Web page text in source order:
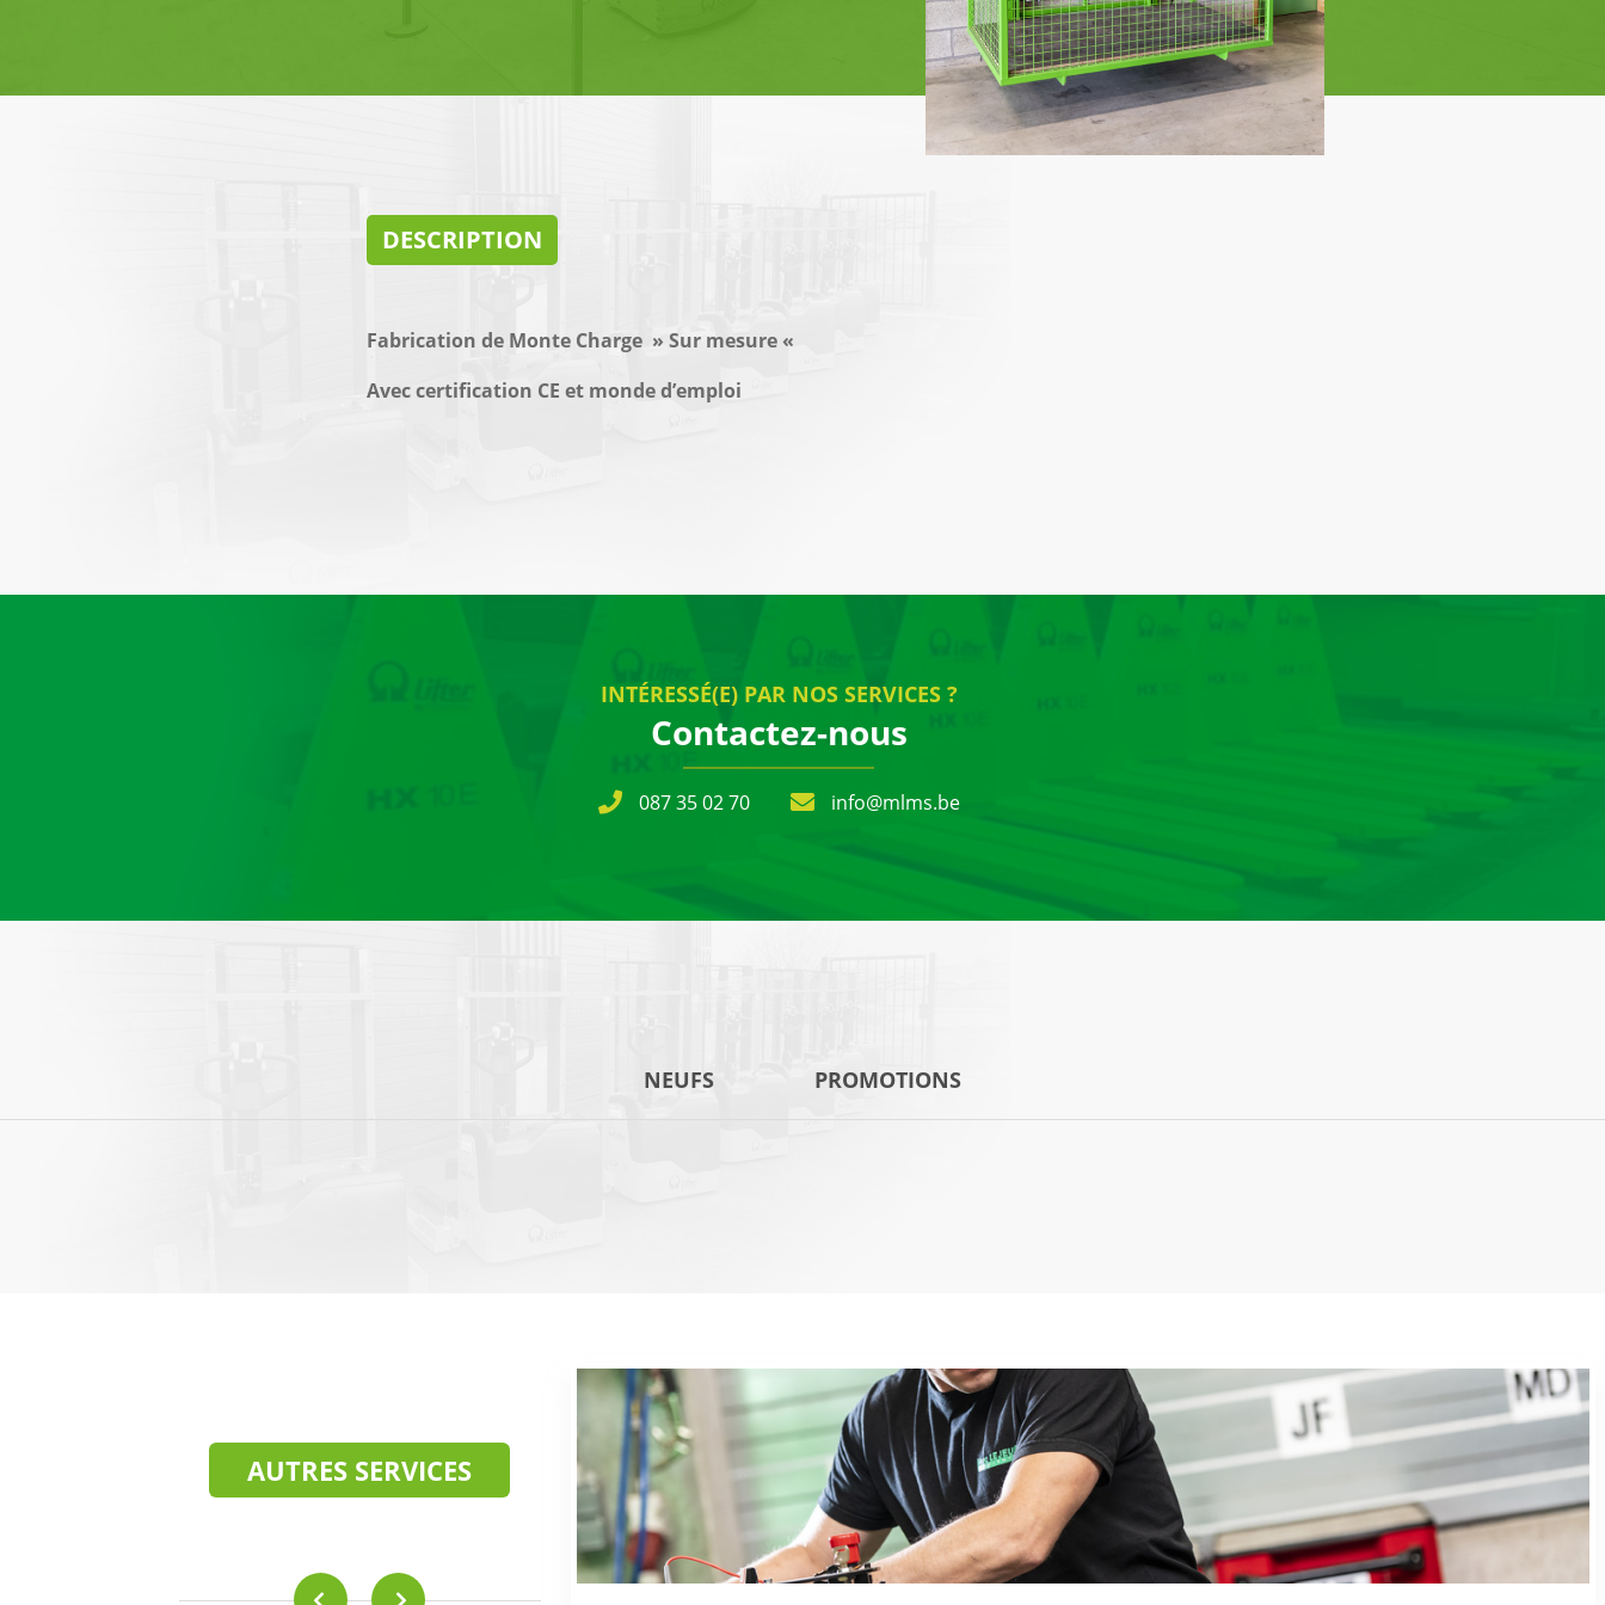
DESCRIPTION
Fabrication de Monte Charge » Sur mesure «
Avec certification CE et monde d’emploi
INTÉRESSÉ(E) PAR NOS SERVICES ?
Contactez-nous
087 35 02 70 info@mlms.be
NEUFS PROMOTIONS
AUTRES SERVICES